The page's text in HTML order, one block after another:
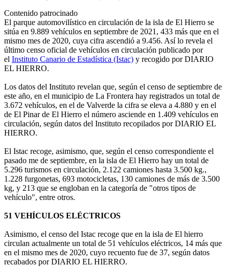
Contenido patrocinado
El parque automovilístico en circulación de la isla de El Hierro se
sitúa en 9.889 vehículos en septiembre de 2021, 433 más que en el
mismo mes de 2020, cuya cifra ascendió a 9.456. Así lo revela el
último censo oficial de vehículos en circulación publicado por
el Instituto Canario de Estadística (Istac) y recogido por DIARIO
EL HIERRO.
Los datos del Instituto revelan que, según el censo de septiembre de
este año, en el municipio de La Frontera hay registrados un total de
3.672 vehículos, en el de Valverde la cifra se eleva a 4.880 y en el
de El Pinar de El Hierro el número asciende en 1.409 vehículos en
circulación, según datos del Instituto recopilados por DIARIO EL
HIERRO.
El Istac recoge, asimismo, que, según el censo correspondiente el
pasado me de septiembre, en la isla de El Hierro hay un total de
5.296 turismos en circulación, 2.122 camiones hasta 3.500 kg.,
1.228 furgonetas, 693 motocicletas, 130 camiones de más de 3.500
kg, y 213 que se engloban en la categoría de "otros tipos de
vehículo", entre otros.
51 VEHÍCULOS ELÉCTRICOS
Asimismo, el censo del Istac recoge que en la isla de El hierro
circulan actualmente un total de 51 vehículos eléctricos, 14 más que
en el mismo mes de 2020, cuyo recuento fue de 37, según datos
recabados por DIARIO EL HIERRO.